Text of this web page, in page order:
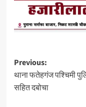
Post
navigation
Previous:
थाना फतेहगंज पश्चिमी
सहित दबोचा